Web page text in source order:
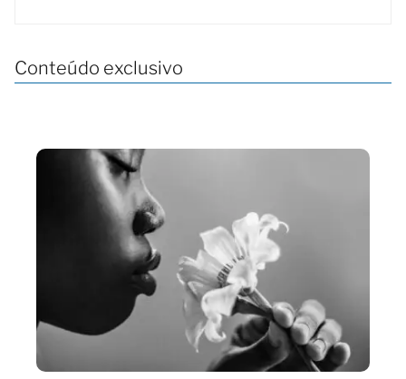
Conteúdo exclusivo